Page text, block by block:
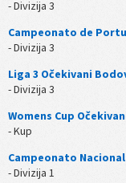
- Divizija 3
Campeonato de
- Divizija 3
Liga 3 Očekivani
- Divizija 3
Womens Cup
- Kup
Campeonato
- Divizija 1